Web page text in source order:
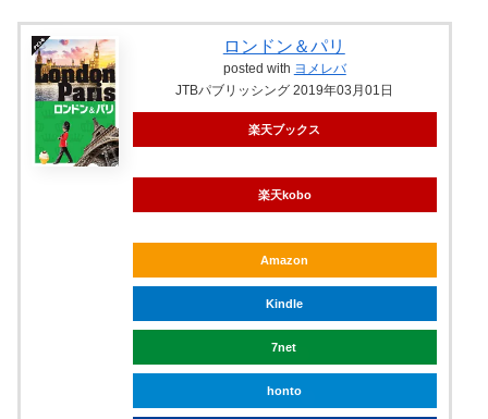
ロンドン＆パリ
posted with ヨメレバ
JTBパブリッシング 2019年03月01日
楽天ブックス
楽天kobo
Amazon
Kindle
7net
honto